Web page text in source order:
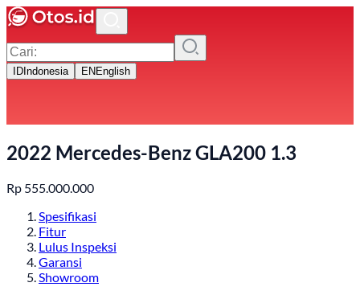
ID Indonesia EN English
2022 Mercedes-Benz GLA200 1.3
Rp 555.000.000
Spesifikasi
Fitur
Lulus Inspeksi
Garansi
Showroom